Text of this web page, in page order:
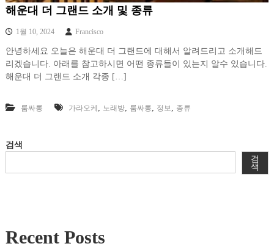
해운대 더 그랜드 소개 및 종류
1월 10, 2024 Francisco
안녕하세요 오늘은 해운대 더 그랜드에 대해서 알려드리고 소개해드
리겠습니다. 아래를 참고하시면 어떤 종류들이 있는지 알수 있습니다.
해운대 더 그랜드 소개 각종 […]
룸싸롱 가라오케 노래방, 룸싸롱 정보 종류
검색
검
색
Recent Posts